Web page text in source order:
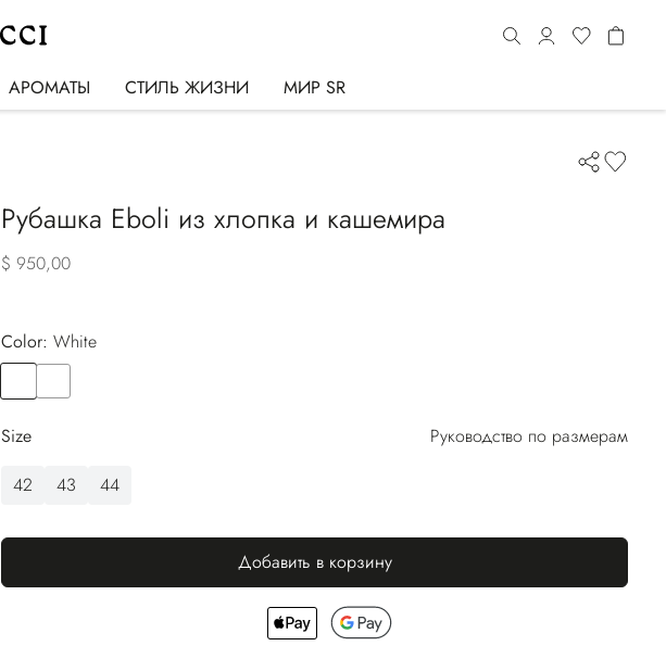
АРОМАТЫ СТИЛЬ ЖИЗНИ МИР SR
Рубашка Eboli из хлопка и кашемира
$ 950,00
Color:
white
Size
Руководство по размерам
42
43 44
Добавить в корзину